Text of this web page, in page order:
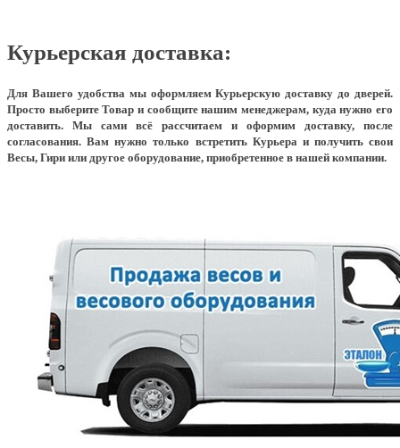
Курьерская доставка:
Для Вашего удобства мы оформляем Курьерскую доставку до дверей.
Просто выберите Товар и сообщите нашим менеджерам, куда нужно его
доставить. Мы сами всё рассчитаем и оформим доставку, после
согласования. Вам нужно только встретить Курьера и получить свои
Весы, Гири или другое оборудование, приобретенное в нашей компании.